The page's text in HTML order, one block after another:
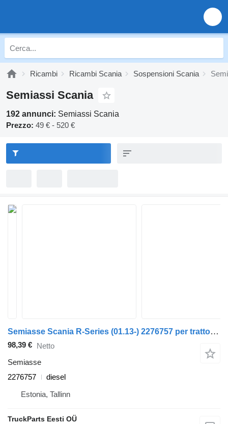
Ricambi Ricambi Scania Sospensioni Scania
Semiassi Scania
192 annunci: Semiassi Scania
Prezzo: 49 € - 520 €
Semiasse Scania R-Series (01.13-) 2276757 per trattore stradale Scania P,G,R,T-series (2004-2017)
98,39 € Netto
Semiasse
2276757
diesel
Estonia, Tallinn
TruckParts Eesti OÜ